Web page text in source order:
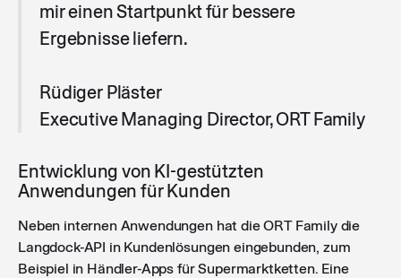
mir einen Startpunkt für bessere
Ergebnisse liefern.
Rüdiger Pläster
Executive Managing Director, ORT Family
Entwicklung von KI-gestützten
Anwendungen für Kunden
Neben internen Anwendungen hat die ORT Family die
Langdock-API in Kundenlösungen eingebunden, zum
Beispiel in Händler-Apps für Supermarktketten. Eine